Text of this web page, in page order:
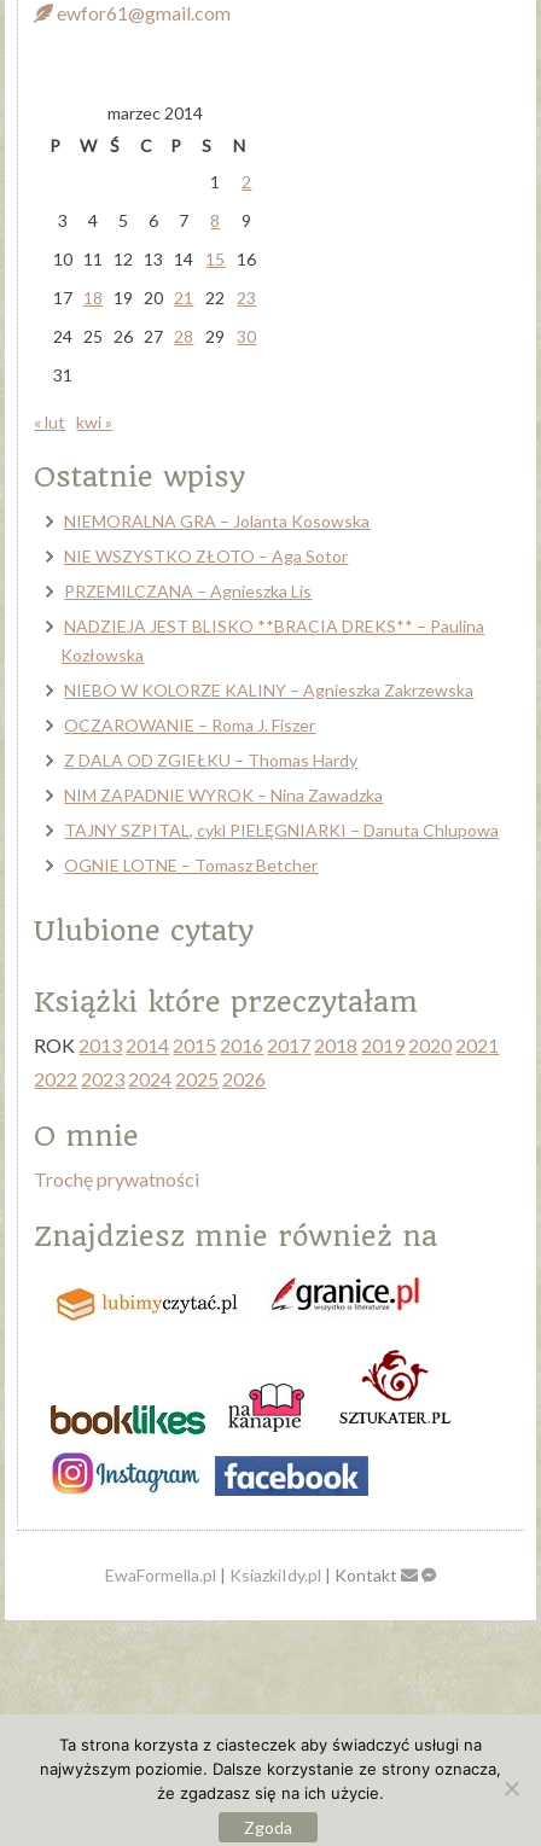
ewfor61@gmail.com
marzec 2014
P
W Ś C P S
N
1
2
3
4 5 6 7 8
9
10 11 12 13 14 15
16
17 18 19 20 21 22
23
24 25 26 27 28 29
30
31
« lut kwi »
Ostatnie wpisy
NIEMORALNA GRA – Jolanta Kosowska
NIE WSZYSTKO ZŁOTO – Aga Sotor
PRZEMILCZANA – Agnieszka Lis
NADZIEJA JEST BLISKO **BRACIA DREKS** – Paulina
Kozłowska
NIEBO W KOLORZE KALINY – Agnieszka Zakrzewska
OCZAROWANIE – Roma J. Fiszer
Z DALA OD ZGIEŁKU – Thomas Hardy
NIM ZAPADNIE WYROK – Nina Zawadzka
TAJNY SZPITAL, cykl PIELĘGNIARKI – Danuta Chlupowa
OGNIE LOTNE – Tomasz Betcher
Ulubione cytaty
Książki które przeczytałam
ROK 2013 2014 2015 2016 2017 2018 2019 2020 2021
2022 2023 2024 2025 2026
O mnie
Trochę prywatności
Znajdziesz mnie również na
EwaFormella.pl | KsiazkiIdy.pl | Kontakt
Ta strona korzysta z ciasteczek aby świadczyć usługi na
najwyższym poziomie. Dalsze korzystanie ze strony oznacza,
że zgadzasz się na ich użycie.
Zgoda